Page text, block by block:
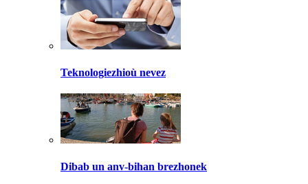
Teknologiezhioù nevez
Dibab un anv-bihan brezhonek